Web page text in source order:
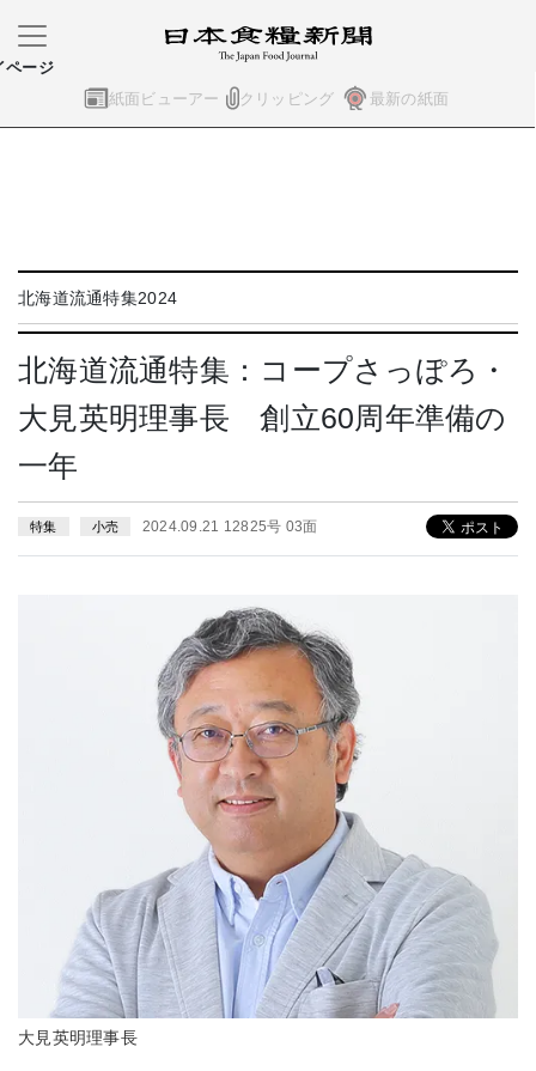
紙面ビューアー クリッピング 最新の紙面
ページ
北海道流通特集2024
北海道流通特集：コープさっぽろ・
大見英明理事長 創立60周年準備の
一年
特集 小売 2024.09.21 12825号 03面
大見英明理事長